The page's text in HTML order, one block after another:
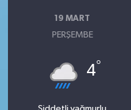
19 MART
PERŞEMBE
4°